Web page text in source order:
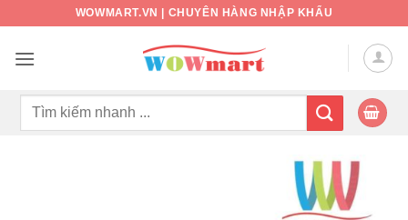
nội
WOWMART.VN | CHUYÊN HÀNG NHẬP KHẨU
Tìm